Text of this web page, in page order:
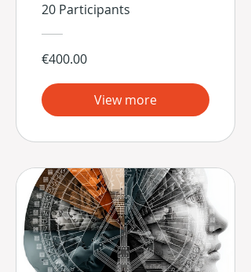
20 Participants
€400.00
View more